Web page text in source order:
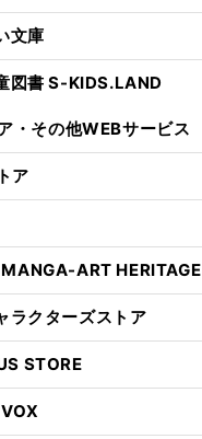
文庫
図書 S-KIDS.LAND
・ その他WEBサービス
ア
ART HERITAGE
ラクターズストア
STORE